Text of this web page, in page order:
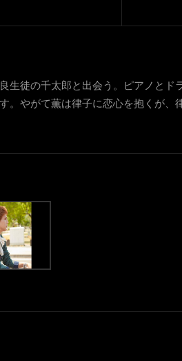
生徒の千太郎と出会う。ピアノと
。やがて薫は律子に恋心を抱くが